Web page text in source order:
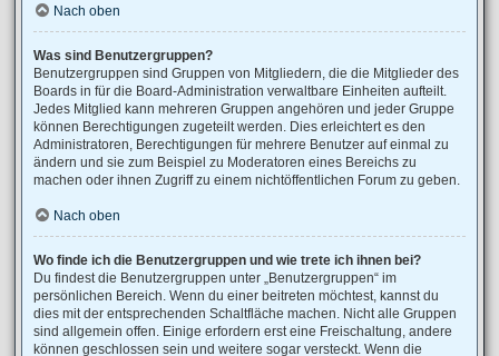
Nach oben
Was sind Benutzergruppen?
Benutzergruppen sind Gruppen von Mitgliedern, die die Mitglieder des
Boards in für die Board-Administration verwaltbare Einheiten aufteilt.
Jedes Mitglied kann mehreren Gruppen angehören und jeder Gruppe
können Berechtigungen zugeteilt werden. Dies erleichtert es den
Administratoren, Berechtigungen für mehrere Benutzer auf einmal zu
ändern und sie zum Beispiel zu Moderatoren eines Bereichs zu
machen oder ihnen Zugriff zu einem nichtöffentlichen Forum zu geben.
Nach oben
Wo finde ich die Benutzergruppen und wie trete ich ihnen bei?
Du findest die Benutzergruppen unter „Benutzergruppen“ im
persönlichen Bereich. Wenn du einer beitreten möchtest, kannst du
dies mit der entsprechenden Schaltfläche machen. Nicht alle Gruppen
sind allgemein offen. Einige erfordern erst eine Freischaltung, andere
können geschlossen sein und weitere sogar versteckt. Wenn die